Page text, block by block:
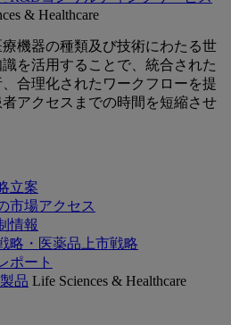
& Healthcare
機器の種類及び技術にわたる世
を活用することで、統合された
合理化されたワークフローを提
アクセスまでの時間を短縮させ
立案
市場アクセス
情報
略・医薬品上市戦略
ポート
品 Life Sciences & Healthcare